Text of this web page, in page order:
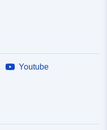
Youtube